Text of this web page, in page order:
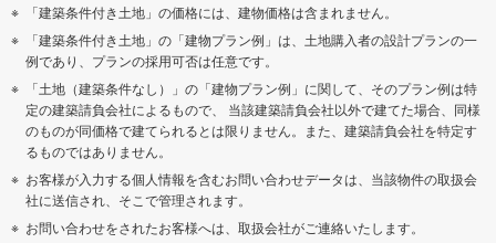
「建築条件付き土地」の価格には、建物価格は含まれません。
「建築条件付き土地」の「建物プラン例」は、土地購入者の設計プランの一
例であり、プランの採用可否は任意です。
「土地（建築条件なし）」の「建物プラン例」に関して、そのプラン例は特
定の建築請負会社によるもので、 当該建築請負会社以外で建てた場合、同様
のものが同価格で建てられるとは限りません。また、建築請負会社を特定す
るものではありません。
お客様が入力する個人情報を含むお問い合わせデータは、当該物件の取扱会
社に送信され、そこで管理されます。
お問い合わせをされたお客様へは、取扱会社がご連絡いたします。